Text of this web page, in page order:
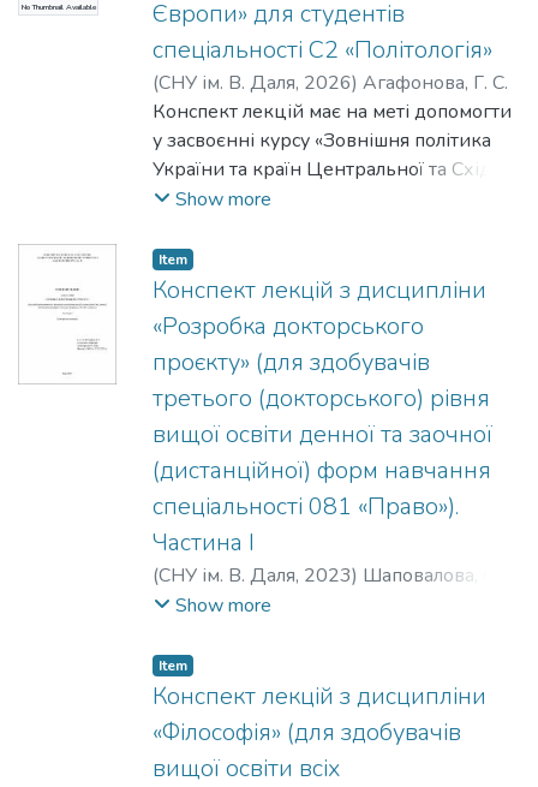
No Thumbnail Available
Європи» для студентів
спеціальності С2 «Політологія»
(СНУ ім. В. Даля, 2026) Агафонова, Г. С.
Конспект лекцій має на меті допомогти
у засвоєнні курсу «Зовнішня політика
України та країн Центральної та Східної
Європи», сприяти підготовці та
організації самостійної роботи студента.
Наявність планів лекцій, списків
літератури по кожній темі сприятимуть
поглибленому вивченню тематичного
матеріалу.
Show more
Item
Конспект лекцій з дисципліни
«Розробка докторського
проєкту» (для здобувачів
третього (докторського) рівня
вищої освіти денної та заочної
(дистанційної) форм навчання
спеціальності 081 «Право»).
Частина І
(СНУ ім. В. Даля, 2023) Шаповалова, О.
В. Show more
Item
Конспект лекцій з дисципліни
«Філософія» (для здобувачів
вищої освіти всіх